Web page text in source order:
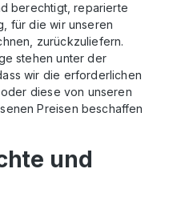
berechtigt, reparierte
für die wir unseren
zurückzuliefern.
stehen unter der
wir die erforderlichen
diese von unseren
Preisen beschaffen
und